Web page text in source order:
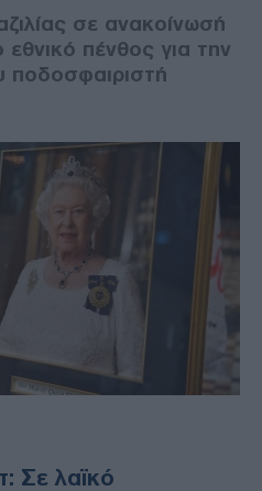
σε ανακοίνωσή
πένθος για την
ποδοσφαιριστή
Σε λαϊκό